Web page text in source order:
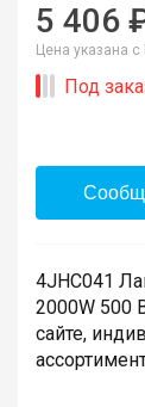
5 406
Цена указана с
Под
4JHC041
2000W 500
сайте,